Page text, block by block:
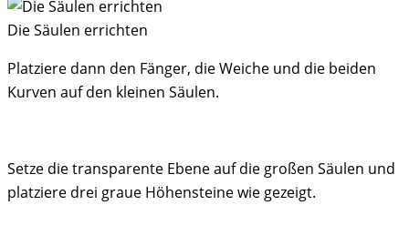
Die Säulen errichten
Platziere dann den Fänger, die Weiche und die beiden
Kurven auf den kleinen Säulen.
Setze die transparente Ebene auf die großen Säulen und
platziere drei graue Höhensteine wie gezeigt.